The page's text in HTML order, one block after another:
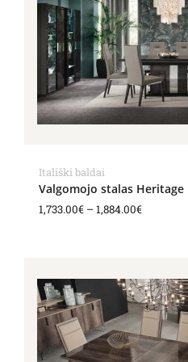
Itališki baldai
Valgomojo stalas Heritage
1,733.00€ –1,884.00€
range:
1,385.00€
through
1,488.00€